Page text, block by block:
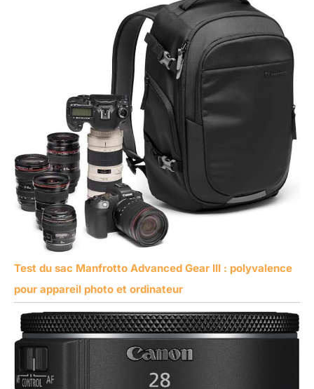
Test du sac Manfrotto Advanced Gear III : polyvalence
pour appareil photo et ordinateur